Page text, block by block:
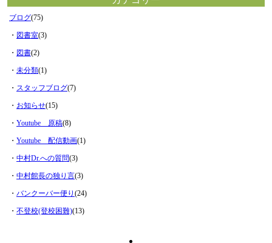
ブログ(75)
・ 図書室(3)
・ 図書(2)
・ 未分類(1)
・ スタッフブログ(7)
・ お知らせ(15)
・ Youtube 原稿(8)
・ Youtube 配信動画(1)
・ 中村Dr.への質問(3)
・ 中村館長の独り言(3)
・ バンクーバー便り (24)
・ 不登校(登校困難)(13)